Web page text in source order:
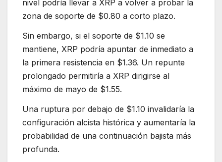
nivel podría llevar a XRP a volver a probar la
zona de soporte de $0.80 a corto plazo.
Sin embargo, si el soporte de $1.10 se
mantiene, XRP podría apuntar de inmediato a
la primera resistencia en $1.36. Un repunte
prolongado permitiría a XRP dirigirse al
máximo de mayo de $1.55.
Una ruptura por debajo de $1.10 invalidaría la
configuración alcista histórica y aumentaría la
probabilidad de una continuación bajista más
profunda.